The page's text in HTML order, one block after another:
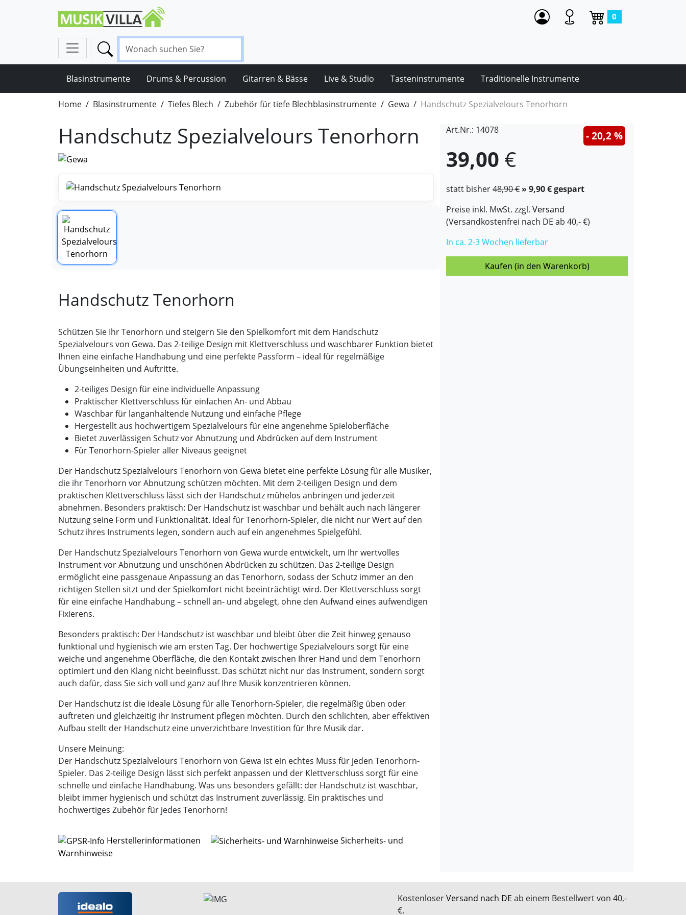
0
Blasinstrumente Drums & Percussion Gitarren & Bässe Live & Studio Tasteninstrumente Traditionelle Instrumente
Home Blasinstrumente Tiefes Blech Zubehör für tiefe Blechblasinstrumente Gewa Handschutz Spezialvelours Tenorhorn
Handschutz Spezialvelours Tenorhorn
Handschutz Tenorhorn
Schützen Sie Ihr Tenorhorn und steigern Sie den Spielkomfort mit dem Handschutz
Spezialvelours von Gewa. Das 2-teilige Design mit Klettverschluss und waschbarer Funktion bietet
Ihnen eine einfache Handhabung und eine perfekte Passform – ideal für regelmäßige
Übungseinheiten und Auftritte.
2-teiliges Design für eine individuelle Anpassung
Praktischer Klettverschluss für einfachen An- und Abbau
Waschbar für langanhaltende Nutzung und einfache Pflege
Hergestellt aus hochwertigem Spezialvelours für eine angenehme Spieloberfläche
Bietet zuverlässigen Schutz vor Abnutzung und Abdrücken auf dem Instrument
Für Tenorhorn-Spieler aller Niveaus geeignet
Der Handschutz Spezialvelours Tenorhorn von Gewa bietet eine perfekte Lösung für alle Musiker,
die ihr Tenorhorn vor Abnutzung schützen möchten. Mit dem 2-teiligen Design und dem
praktischen Klettverschluss lässt sich der Handschutz mühelos anbringen und jederzeit
abnehmen. Besonders praktisch: Der Handschutz ist waschbar und behält auch nach längerer
Nutzung seine Form und Funktionalität. Ideal für Tenorhorn-Spieler, die nicht nur Wert auf den
Schutz ihres Instruments legen, sondern auch auf ein angenehmes Spielgefühl.
Der Handschutz Spezialvelours Tenorhorn von Gewa wurde entwickelt, um Ihr wertvolles
Instrument vor Abnutzung und unschönen Abdrücken zu schützen. Das 2-teilige Design
ermöglicht eine passgenaue Anpassung an das Tenorhorn, sodass der Schutz immer an den
richtigen Stellen sitzt und der Spielkomfort nicht beeinträchtigt wird. Der Klettverschluss sorgt
für eine einfache Handhabung – schnell an- und abgelegt, ohne den Aufwand eines aufwendigen
Fixierens.
Besonders praktisch: Der Handschutz ist waschbar und bleibt über die Zeit hinweg genauso
funktional und hygienisch wie am ersten Tag. Der hochwertige Spezialvelours sorgt für eine
weiche und angenehme Oberfläche, die den Kontakt zwischen Ihrer Hand und dem Tenorhorn
optimiert und den Klang nicht beeinflusst. Das schützt nicht nur das Instrument, sondern sorgt
auch dafür, dass Sie sich voll und ganz auf Ihre Musik konzentrieren können.
Der Handschutz ist die ideale Lösung für alle Tenorhorn-Spieler, die regelmäßig üben oder
auftreten und gleichzeitig ihr Instrument pflegen möchten. Durch den schlichten, aber effektiven
Aufbau stellt der Handschutz eine unverzichtbare Investition für Ihre Musik dar.
Unsere Meinung:
Der Handschutz Spezialvelours Tenorhorn von Gewa ist ein echtes Muss für jeden Tenorhorn-
Spieler. Das 2-teilige Design lässt sich perfekt anpassen und der Klettverschluss sorgt für eine
schnelle und einfache Handhabung. Was uns besonders gefällt: der Handschutz ist waschbar,
bleibt immer hygienisch und schützt das Instrument zuverlässig. Ein praktisches und
hochwertiges Zubehör für jedes Tenorhorn!
Herstellerinformationen
Sicherheits- und
Warnhinweise
Art.Nr.: 14078
39,00 €
statt bisher48,90 € » 9,90 € gespart
- 20,2 %
Preise inkl. MwSt. zzgl. Versand
(Versandkostenfrei nach DE ab 40,- €)
In ca. 2-3 Wochen lieferbar
Kaufen (in den Warenkorb)
KostenloserVersand nach DE ab einem Bestellwert von 40,-
€.